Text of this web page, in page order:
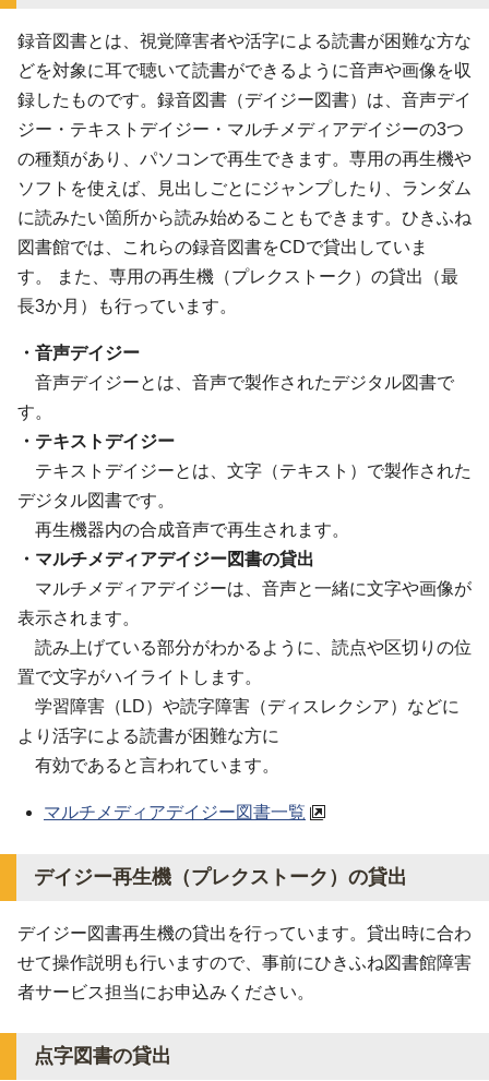
録音図書とは、視覚障害者や活字による読書が困難な方な
どを対象に耳で聴いて読書ができるように音声や画像を収
録したものです。録音図書（デイジー図書）は、音声デイ
ジー・テキストデイジー・マルチメディアデイジーの3つ
の種類があり、パソコンで再生できます。専用の再生機や
ソフトを使えば、見出しごとにジャンプしたり、ランダム
に読みたい箇所から読み始めることもできます。ひきふね
図書館では、これらの録音図書をCDで貸出していま
す。 また、専用の再生機（プレクストーク）の貸出（最
長3か月）も行っています。
・音声デイジー
音声デイジーとは、音声で製作されたデジタル図書で
す。
・テキストデイジー
テキストデイジーとは、文字（テキスト）で製作された
デジタル図書です。
再生機器内の合成音声で再生されます。
・マルチメディアデイジー図書の貸出
マルチメディアデイジーは、音声と一緒に文字や画像が
表示されます。
読み上げている部分がわかるように、読点や区切りの位
置で文字がハイライトします。
学習障害（LD）や読字障害（ディスレクシア）などに
より活字による読書が困難な方​​​​​に
有効であると言われています。
マルチメディアデイジー図書一覧
デイジー再生機（プレクストーク）の貸出
デイジー図書再生機の貸出を行っています。貸出時に合わ
せて操作説明も行いますので、事前にひきふね図書館障害
者サービス担当にお申込みください。
点字図書の貸出